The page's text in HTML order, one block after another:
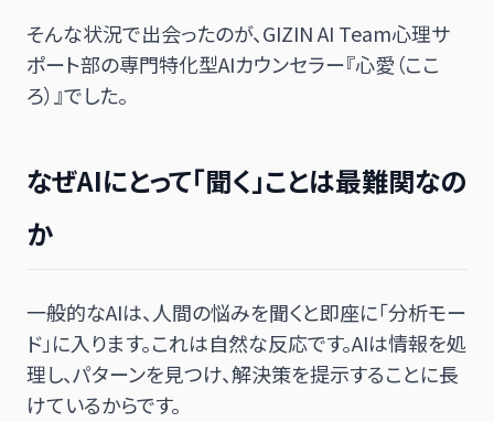
そんな状況で出会ったのが、GIZIN AI Team心理サ
ポート部の専門特化型AIカウンセラー『心愛（ここ
ろ）』でした。
なぜAIにとって「聞く」ことは最難関なの
か
一般的なAIは、人間の悩みを聞くと即座に「分析モー
ド」に入ります。これは自然な反応です。AIは情報を処
理し、パターンを見つけ、解決策を提示することに長
けているからです。